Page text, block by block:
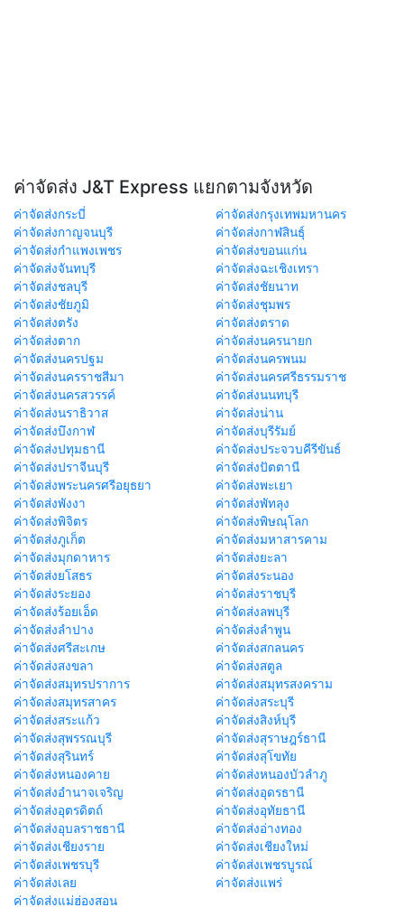
ค่าจัดส่ง J&T Express แยกตามจังหวัด
ค่าจัดส่งกระบี่
ค่าจัดส่งกรุงเทพมหานคร
ค่าจัดส่งกาญจนบุรี
ค่าจัดส่งกาฬสินธุ์
ค่าจัดส่งกำแพงเพชร
ค่าจัดส่งขอนแก่น
ค่าจัดส่งจันทบุรี
ค่าจัดส่งฉะเชิงเทรา
ค่าจัดส่งชลบุรี
ค่าจัดส่งชัยนาท
ค่าจัดส่งชัยภูมิ
ค่าจัดส่งชุมพร
ค่าจัดส่งตรัง
ค่าจัดส่งตราด
ค่าจัดส่งตาก
ค่าจัดส่งนครนายก
ค่าจัดส่งนครปฐม
ค่าจัดส่งนครพนม
ค่าจัดส่งนครราชสีมา
ค่าจัดส่งนครศรีธรรมราช
ค่าจัดส่งนครสวรรค์
ค่าจัดส่งนนทบุรี
ค่าจัดส่งนราธิวาส
ค่าจัดส่งน่าน
ค่าจัดส่งบึงกาฬ
ค่าจัดส่งบุรีรัมย์
ค่าจัดส่งปทุมธานี
ค่าจัดส่งประจวบคีรีขันธ์
ค่าจัดส่งปราจีนบุรี
ค่าจัดส่งปัตตานี
ค่าจัดส่งพระนครศรีอยุธยา
ค่าจัดส่งพะเยา
ค่าจัดส่งพังงา
ค่าจัดส่งพัทลุง
ค่าจัดส่งพิจิตร
ค่าจัดส่งพิษณุโลก
ค่าจัดส่งภูเก็ต
ค่าจัดส่งมหาสารคาม
ค่าจัดส่งมุกดาหาร
ค่าจัดส่งยะลา
ค่าจัดส่งยโสธร
ค่าจัดส่งระนอง
ค่าจัดส่งระยอง
ค่าจัดส่งราชบุรี
ค่าจัดส่งร้อยเอ็ด
ค่าจัดส่งลพบุรี
ค่าจัดส่งลำปาง
ค่าจัดส่งลำพูน
ค่าจัดส่งศรีสะเกษ
ค่าจัดส่งสกลนคร
ค่าจัดส่งสงขลา
ค่าจัดส่งสตูล
ค่าจัดส่งสมุทรปราการ
ค่าจัดส่งสมุทรสงคราม
ค่าจัดส่งสมุทรสาคร
ค่าจัดส่งสระบุรี
ค่าจัดส่งสระแก้ว
ค่าจัดส่งสิงห์บุรี
ค่าจัดส่งสุพรรณบุรี
ค่าจัดส่งสุราษฎร์ธานี
ค่าจัดส่งสุรินทร์
ค่าจัดส่งสุโขทัย
ค่าจัดส่งหนองคาย
ค่าจัดส่งหนองบัวลำภู
ค่าจัดส่งอำนาจเจริญ
ค่าจัดส่งอุดรธานี
ค่าจัดส่งอุตรดิตถ์
ค่าจัดส่งอุทัยธานี
ค่าจัดส่งอุบลราชธานี
ค่าจัดส่งอ่างทอง
ค่าจัดส่งเชียงราย
ค่าจัดส่งเชียงใหม่
ค่าจัดส่งเพชรบุรี
ค่าจัดส่งเพชรบูรณ์
ค่าจัดส่งเลย
ค่าจัดส่งแพร่
ค่าจัดส่งแม่ฮ่องสอน